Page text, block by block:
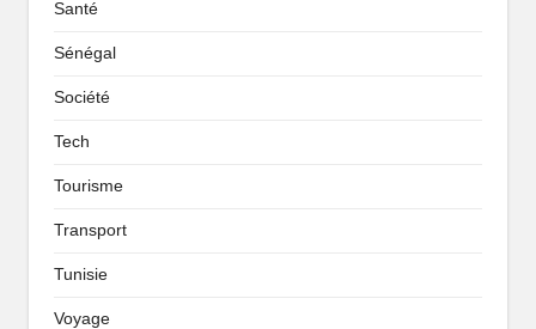
Santé
Sénégal
Société
Tech
Tourisme
Transport
Tunisie
Voyage